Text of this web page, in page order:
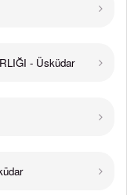
- Üsküdar